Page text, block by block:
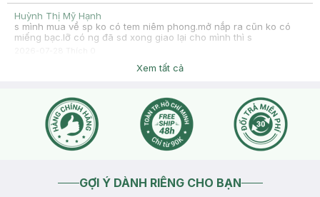
Huỳnh Thị Mỹ Hạnh
s mình mua về sp ko có tem niêm phong.mở nắp ra cũn ko có
miếng bạc.lỡ có ng đã sd xong giao lại cho mình thì s
(phím 1) để được hỗ trợ giải đáp nhé. Cảm ơn bạn đã tin tưởng
và mua sắm tại Hasaki!
2026-07-28Thích
Xem tất cả
GỢI Ý DÀNH RIÊNG CHO BẠN